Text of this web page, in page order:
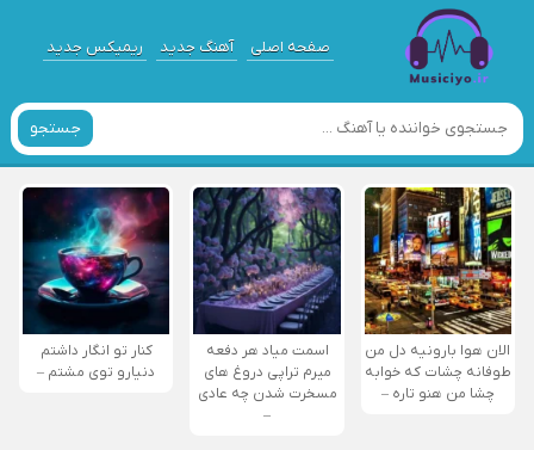
صفحه اصلی آهنگ جدید ریمیکس جدید
جستجو
الان هوا بارونیه دل من
طوفانه چشات که خوابه
چشا من هنو تاره –
اسمت میاد هر دفعه
میرم تراپی دروغ‌ های
مسخرت شدن چه عادی
–
کنار تو انگار داشتم
دنیارو توی مشتم –